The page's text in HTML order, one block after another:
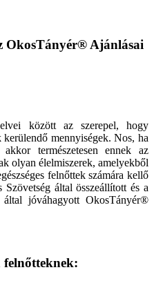
OkosTányér® Ajánlásai
között az szerepel, hogy
mennyiségek. Nos, ha
természetesen ennek az
olyan élelmiszerek, amelyekből
felnőttek számára kellő
által összeállított és a
jóváhagyott OkosTányér®